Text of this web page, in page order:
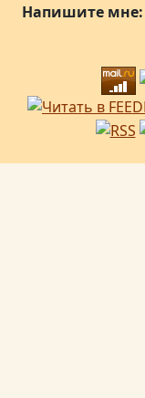
Напишите мне: